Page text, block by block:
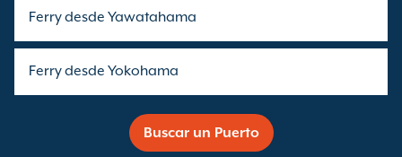
Ferry desde Yawatahama
Ferry desde Yokohama
Buscar un Puerto